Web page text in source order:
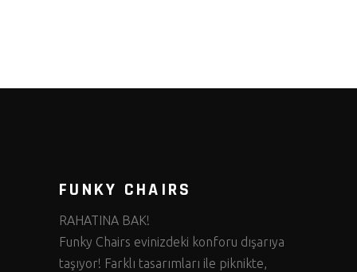
FUNKY CHAIRS
RAHATINA BAK!
Funky Chairs evinizdeki konforu dışarıya
taşıyor! Farklı tasarımları ile piknikte,